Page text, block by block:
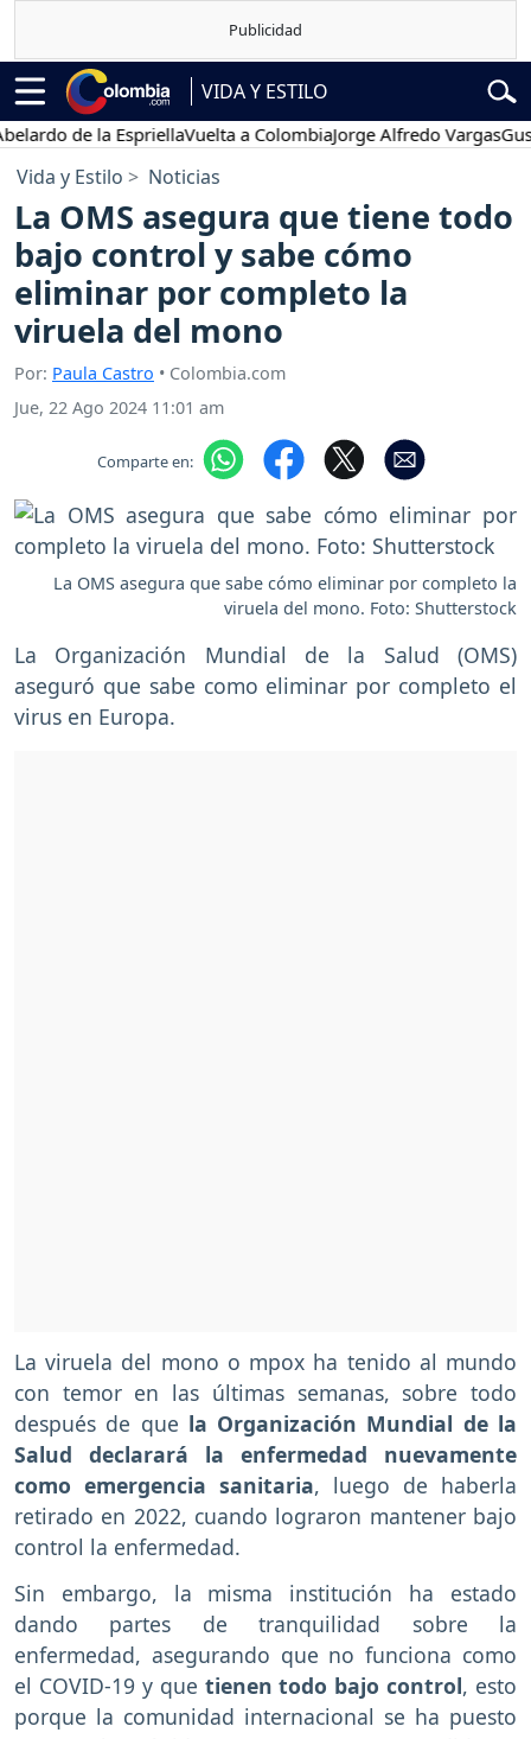
VIDA Y ESTILO
de la EspriellaVuelta a ColombiaJorge Alfredo Vargas
Vida y Estilo Noticias
La OMS asegura que tiene todo
bajo control y sabe cómo
eliminar por completo la
viruela del mono
Por: Paula Castro • Colombia.com
Jue, 22 Ago 2024 11:01 am
Comparte en:
La OMS asegura que sabe cómo eliminar por completo la
viruela del mono. Foto: Shutterstock
La Organización Mundial de la Salud (OMS)
aseguró que sabe como eliminar por completo el
virus en Europa.
La viruela del mono o mpox ha tenido al mundo
con temor en las últimas semanas, sobre todo
después de que la Organización Mundial de la
Salud declarará la enfermedad nuevamente
como emergencia sanitaria, luego de haberla
retirado en 2022, cuando lograron mantener bajo
control la enfermedad.
Sin embargo, la misma institución ha estado
dando partes de tranquilidad sobre la
enfermedad, asegurando que no funciona como
el COVID-19 y que tienen todo bajo control, esto
porque la comunidad internacional se ha puesto